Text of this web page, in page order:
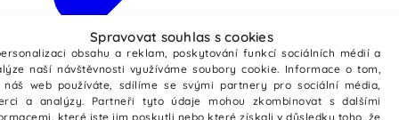
Webové stránky ze šablony
Spravovat souhlas s cookies
obsahu a reklam, poskytování funkcí sociálních médií a
naší návštěvnosti využíváme soubory cookie. Informace o tom,
náš web používáte, sdílíme se svými partnery pro sociální média,
a analýzy. Partneři tyto údaje mohou zkombinovat s dalšími
které jste jim poskytli nebo které získali v důsledku toho, že